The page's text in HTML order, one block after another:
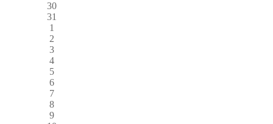
30
31
1
2
3
4
5
6
7
8
9